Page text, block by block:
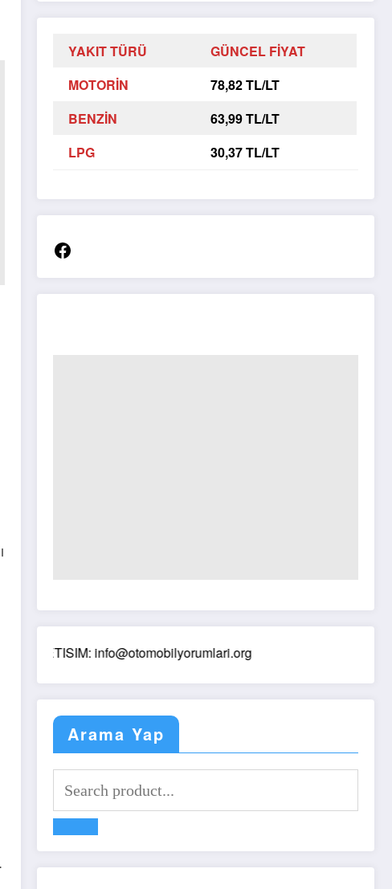
YAKIT TÜRÜ
GÜNCEL FİYAT
MOTORİN
78,82 TL/LT
BENZİN
63,99 TL/LT
LPG
30,37 TL/LT
Facebook
ILETISIM: info@otomobilyorumlari.org
Arama Yap